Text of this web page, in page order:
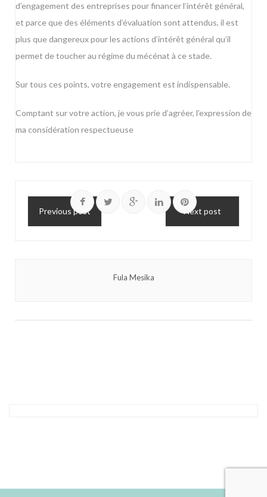
d’engagement des entreprises pour financer l’intérêt général,
et parce que des éléments d’évaluation sont attendus, il est
plus que dangereux pour les actions d’intérêt général qu’il
permet de toucher au régime du mécénat à ce stade.
Sur tous ces points, votre engagement est indispensable.
Comptant sur votre action, je vous prie d’agréer, l’expression de
ma considération respectueuse
Previous post Next post
Fula Mesika